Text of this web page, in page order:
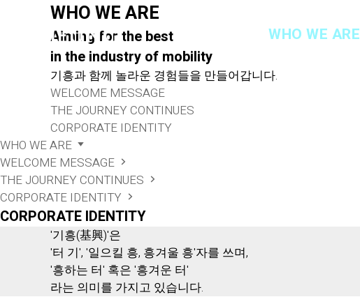
WHO WE ARE
WHO WE ARE
Aiming for the best
in the industry of mobility
기흥과 함께 놀라운 경험들을 만들어갑니다.
WELCOME MESSAGE
THE JOURNEY CONTINUES
CORPORATE IDENTITY
WHO WE ARE
WELCOME MESSAGE
THE JOURNEY CONTINUES
CORPORATE IDENTITY
CORPORATE IDENTITY
'기흥(基興)'은
'터 기', '일으킬 흥, 흥겨울 흥'자를 쓰며,
'흥하는 터' 혹은 '흥겨운 터'
라는 의미를 가지고 있습니다.